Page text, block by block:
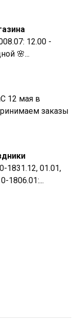
12.00 -
🌸...
12 мая в
заказы
1831.12, 01.01,
1806.01:...